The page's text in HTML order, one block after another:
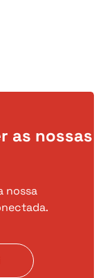
abalou
as nossas
nossa